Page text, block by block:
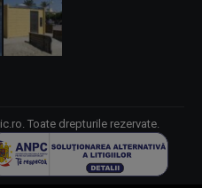
Toate drepturile rezervate.